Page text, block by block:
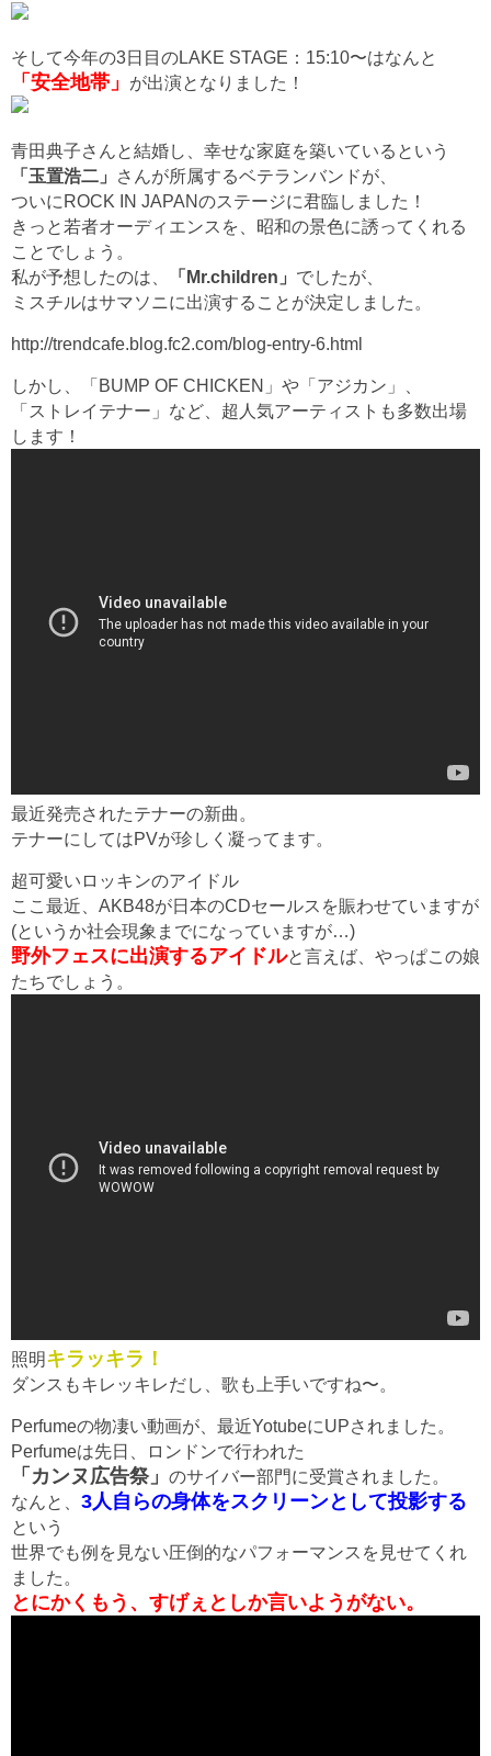
そして今年の3日目のLAKE STAGE：15:10〜はなんと
「安全地帯」 が出演となりました！
青田典子さんと結婚し、幸せな家庭を築いているという
「玉置浩二」
さんが所属するベテランバンドが、
ついにROCK IN JAPANのステージに君臨しました！
きっと若者オーディエンスを、昭和の景色に誘ってくれる
ことでしょう。
私が予想したのは、
「Mr.children」 でしたが、
ミスチルはサマソニに出演することが決定しました。
http://trendcafe.blog.fc2.com/blog-entry-6.html
しかし、「BUMP OF CHICKEN」や「アジカン」、
「ストレイテナー」など、超人気アーティストも多数出場
します！
最近発売されたテナーの新曲。
テナーにしてはPVが珍しく凝ってます。
超可愛いロッキンのアイドル
ここ最近、AKB48が日本のCDセールスを賑わせていますが
(というか社会現象までになっていますが…)
野外フェスに出演するアイドルと言えば、やっぱこの娘
たちでしょう。
照明キラッキラ！
ダンスもキレッキレだし、歌も上手いですね〜。
Perfumeの物凄い動画が、最近YotubeにUPされました。
Perfumeは先日、ロンドンで行われた
「カンヌ広告祭」 のサイバー部門に受賞されました。
なんと、 3人自らの身体をスクリーンとして投影する
という
世界でも例を見ない圧倒的なパフォーマンスを見せてくれ
ました。
とにかくもう、すげぇとしか言いようがない。